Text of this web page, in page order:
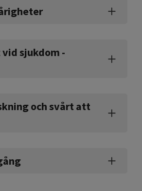
sjukdom -
och svårt att